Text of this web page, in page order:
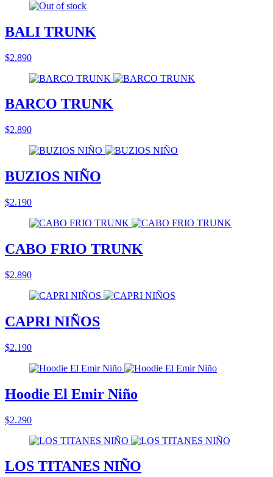
BALI TRUNK
$2.890
BARCO TRUNK
$2.890
BUZIOS NIÑO
$2.190
CABO FRIO TRUNK
$2.890
CAPRI NIÑOS
$2.190
Hoodie El Emir Niño
$2.290
LOS TITANES NIÑO